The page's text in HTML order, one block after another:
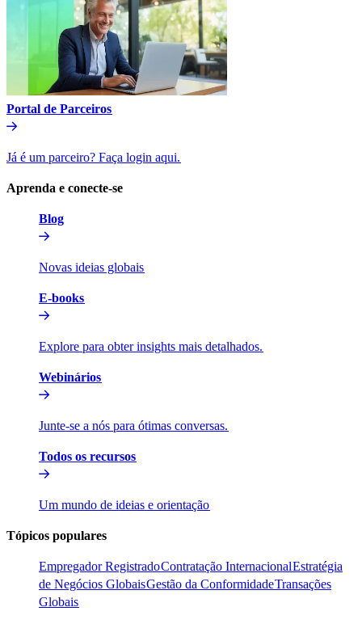
Portal de Parceiros​​
Já é um parceiro? Faça login aqui.​​
Aprenda e conecte-se​​
Blog​​
Novas ideias globais​​
E-books​​
Explore para obter insights mais detalhados.​​
Webinários​​
Junte-se a nós para ótimas conversas.​​
Todos os recursos​​
Um mundo de ideias e orientação​​
Tópicos populares​​
Empregador Registrado​​Contratação Internacional​​Estratégia
de Negócios Globais​​Gestão da Conformidade​​Transações
Globais​​